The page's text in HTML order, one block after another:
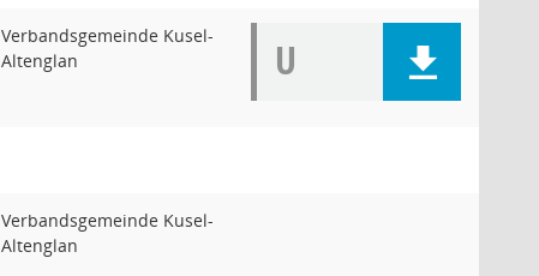
Verbandsgemeinde Kusel-
Altenglan
U
Verbandsgemeinde Kusel-
Altenglan